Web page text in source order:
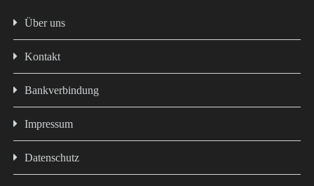
Über uns
Kontakt
Bankverbindung
Impressum
Datenschutz